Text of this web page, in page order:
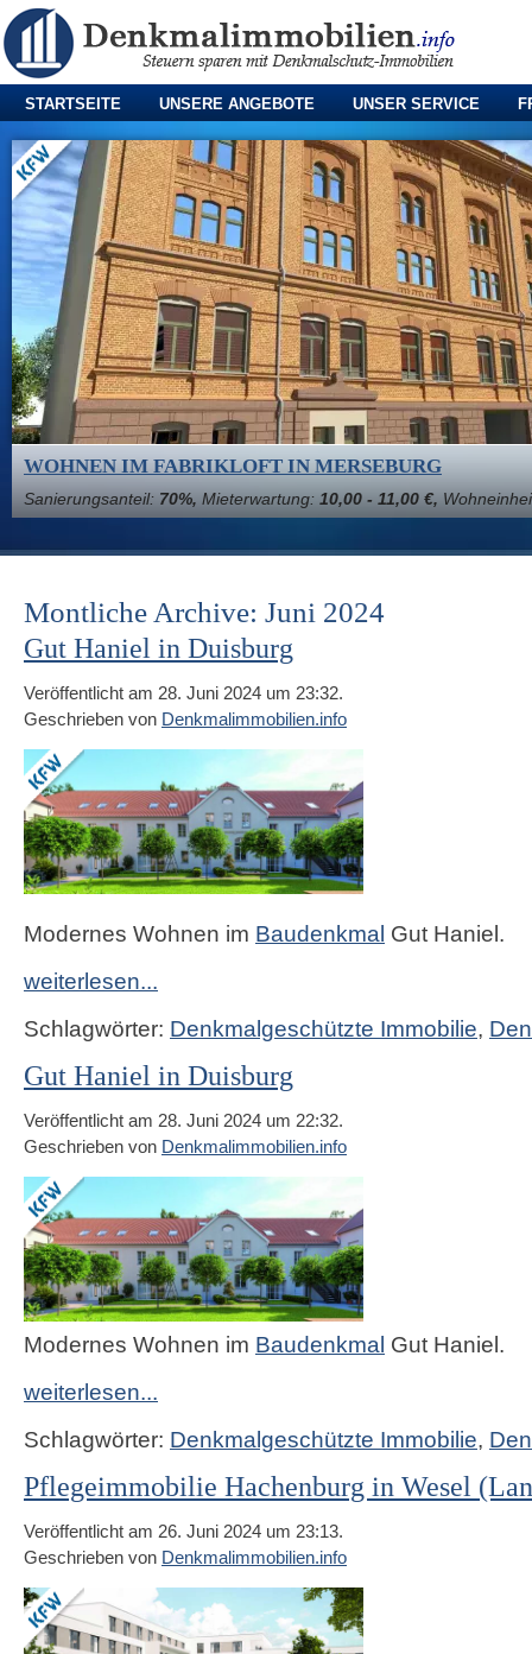
STARTSEITE UNSERE ANGEBOTE UNSER SERVICE
WOHNEN IM FABRIKLOFT IN MERSEBURG
Sanierungsanteil: 70%, Mieterwartung: 10,00 - 11,00 €,
Montliche Archive: Juni 2024
Gut Haniel in Duisburg
Veröffentlicht am 28. Juni 2024 um 23:32.
Geschrieben von Denkmalimmobilien.info
Modernes Wohnen im Baudenkmal Gut Haniel.
weiterlesen...
Schlagwörter: Denkmalgeschützte Immobilie,
Gut Haniel in Duisburg
Veröffentlicht am 28. Juni 2024 um 22:32.
Geschrieben von Denkmalimmobilien.info
Modernes Wohnen im Baudenkmal Gut Haniel.
weiterlesen...
Schlagwörter: Denkmalgeschützte Immobilie,
Pflegeimmobilie Hachenburg in Wesel
Veröffentlicht am 26. Juni 2024 um 23:13.
Geschrieben von Denkmalimmobilien.info